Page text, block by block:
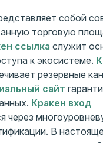
собой
торговую
ссылка служит
к экосистеме.
резервные
сайт
Кракен вход
через
В